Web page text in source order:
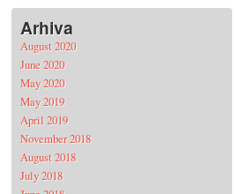
Arhiva
August 2020
June 2020
May 2020
May 2019
April 2019
November 2018
August 2018
July 2018